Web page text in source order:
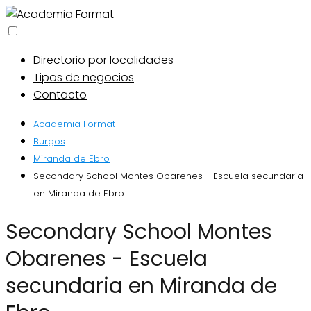
Directorio por localidades
Tipos de negocios
Contacto
Academia Format
Burgos
Miranda de Ebro
Secondary School Montes Obarenes - Escuela secundaria
en Miranda de Ebro
Secondary School Montes
Obarenes - Escuela
secundaria en Miranda de